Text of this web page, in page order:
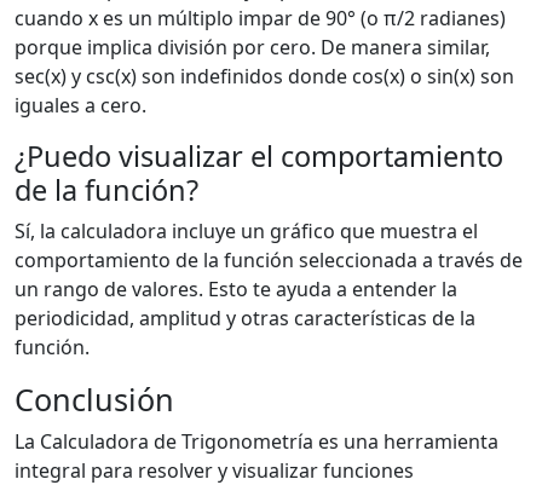
cuando x es un múltiplo impar de 90° (o π/2 radianes)
porque implica división por cero. De manera similar,
sec(x) y csc(x) son indefinidos donde cos(x) o sin(x) son
iguales a cero.
¿Puedo visualizar el comportamiento
de la función?
Sí, la calculadora incluye un gráfico que muestra el
comportamiento de la función seleccionada a través de
un rango de valores. Esto te ayuda a entender la
periodicidad, amplitud y otras características de la
función.
Conclusión
La Calculadora de Trigonometría es una herramienta
integral para resolver y visualizar funciones